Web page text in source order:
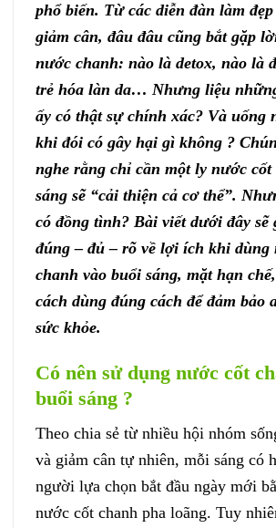
phổ biến. Từ các diễn đàn làm
giảm cân, đâu đâu cũng bắt gặp
nước chanh: nào là detox, nào là
trẻ hóa làn da… Nhưng liệu
ấy có thật sự chính xác? Và uống
khi đói có gây hại gì không ?
nghe rằng chỉ cần một ly nước
sáng sẽ “cải thiện cả cơ thể”.
có đồng tình? Bài viết dưới đây sẽ
đúng – đủ – rõ về lợi ích khi dùng
chanh vào buổi sáng, mặt hạn
cách dùng đúng cách để đảm bảo
sức khỏe.
Có nên sử dụng nước cốt
buổi sáng ?
Theo chia sẻ từ nhiều hội nhóm
và giảm cân tự nhiên, mỗi sáng có
người lựa chọn bắt đầu ngày mới
nước cốt chanh pha loãng. Tuy